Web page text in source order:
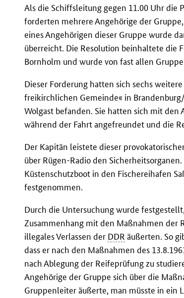
Als die Schiffsleitung gegen 11.00 Uhr die
forderten mehrere Angehörige der
eines Angehörigen dieser Gruppe wurde
überreicht. Die Resolution beinhaltete die
Bornholm und wurde von fast allen
Dieser Forderung hatten sich sechs
freikirchlichen Gemeinde« in
Wolgast befanden. Sie hatten sich mit den
während der Fahrt angefreundet und die
Der Kapitän leistete dieser
über Rügen-Radio den
Küstenschutzboot in den Fischereihafen
festgenommen.
Durch die Untersuchung wurde
Zusammenhang mit den Maßnahmen der
illegales Verlassen der DDR äußerten. So
dass er nach den Maßnahmen des
nach Ablegung der Reifeprüfung zu
Angehörige der Gruppe sich über die
Gruppenleiter äußerte, man müsste in ein